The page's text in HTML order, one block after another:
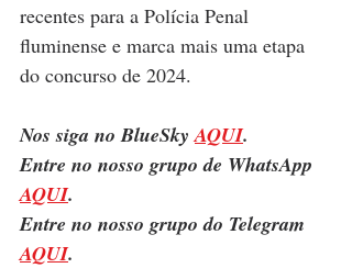
recentes para a Polícia Penal
fluminense e marca mais uma etapa
do concurso de 2024.
Nos siga no BlueSky AQUI.
Entre no nosso grupo de WhatsApp
AQUI.
Entre no nosso grupo do Telegram
AQUI.